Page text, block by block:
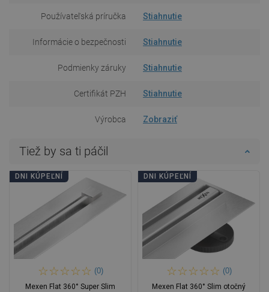
Používateľská príručka Stiahnutie
Informácie o bezpečnosti Stiahnutie
Podmienky záruky Stiahnutie
Certifikát PZH Stiahnutie
Výrobca Zobraziť
Tiež by sa ti páčil
DNI KÚPEĽNÍ
(0)
Mexen Flat 360° Super Slim
DNI KÚPEĽNÍ
(0)
Mexen Flat 360° Slim otočný